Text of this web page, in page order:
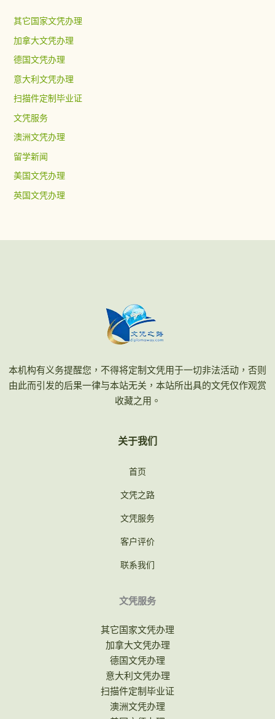
其它国家文凭办理
加拿大文凭办理
德国文凭办理
意大利文凭办理
扫描件定制毕业证
文凭服务
澳洲文凭办理
留学新闻
美国文凭办理
英国文凭办理
本机构有义务提醒您，不得将定制文凭用于一切非法活动，否则
由此而引发的后果一律与本站无关，本站所出具的文凭仅作观赏
收藏之用。
关于我们
首页
文凭之路
文凭服务
客户评价
联系我们
文凭服务
其它国家文凭办理
加拿大文凭办理
德国文凭办理
意大利文凭办理
扫描件定制毕业证
澳洲文凭办理